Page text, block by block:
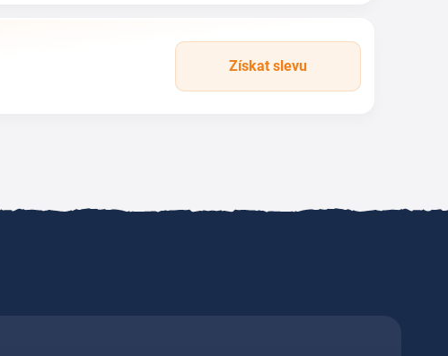
Získat slevu